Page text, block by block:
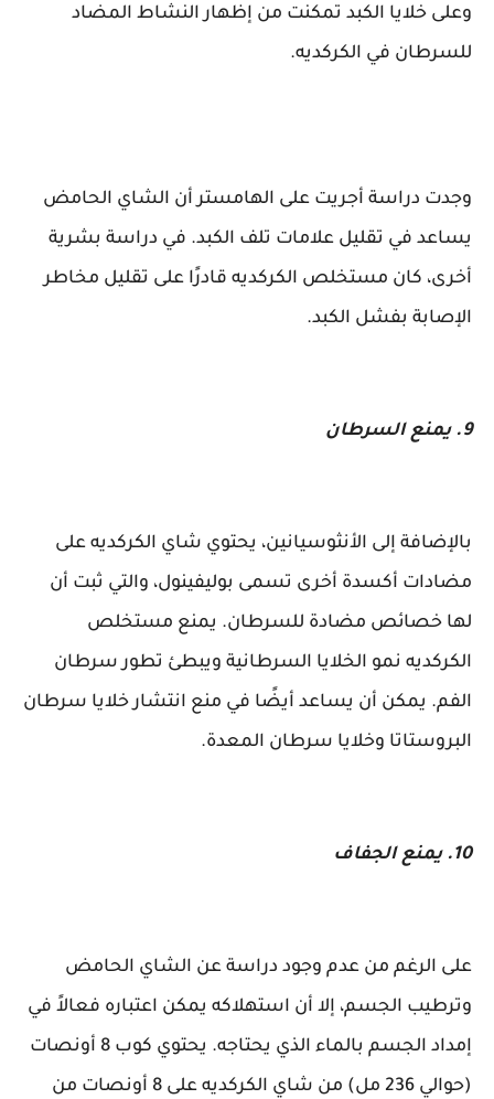
وعلى خلايا الكبد تمكنت من إظهار النشاط المضاد
للسرطان في الكركديه.
وجدت دراسة أجريت على الهامستر أن الشاي الحامض
يساعد في تقليل علامات تلف الكبد. في دراسة بشرية
أخرى، كان مستخلص الكركديه قادرًا على تقليل مخاطر
الإصابة بفشل الكبد.
9. يمنع السرطان
بالإضافة إلى الأنثوسيانين، يحتوي شاي الكركديه على
مضادات أكسدة أخرى تسمى بوليفينول، والتي ثبت أن
لها خصائص مضادة للسرطان. يمنع مستخلص
الكركديه نمو الخلايا السرطانية ويبطئ تطور سرطان
الفم. يمكن أن يساعد أيضًا في منع انتشار خلايا سرطان
البروستاتا وخلايا سرطان المعدة.
10. يمنع الجفاف
على الرغم من عدم وجود دراسة عن الشاي الحامض
وترطيب الجسم، إلا أن استهلاكه يمكن اعتباره فعالاً في
إمداد الجسم بالماء الذي يحتاجه. يحتوي كوب 8 أونصات
(حوالي 236 مل) من شاي الكركديه على 8 أونصات من